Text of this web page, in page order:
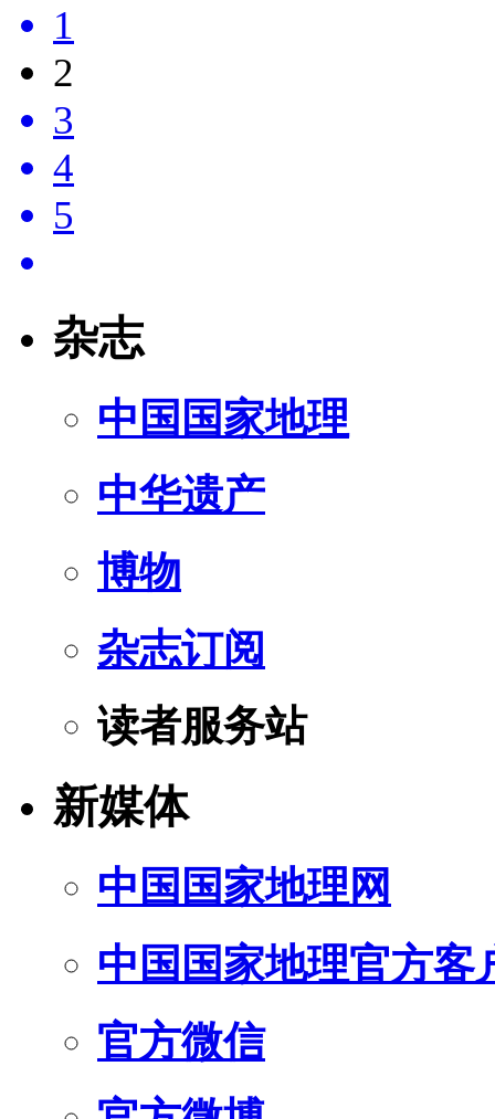
1
2
3
4
5
杂志
中国国家地理
中华遗产
博物
杂志订阅
读者服务站
新媒体
中国国家地理网
中国国家地理官方客
官方微信